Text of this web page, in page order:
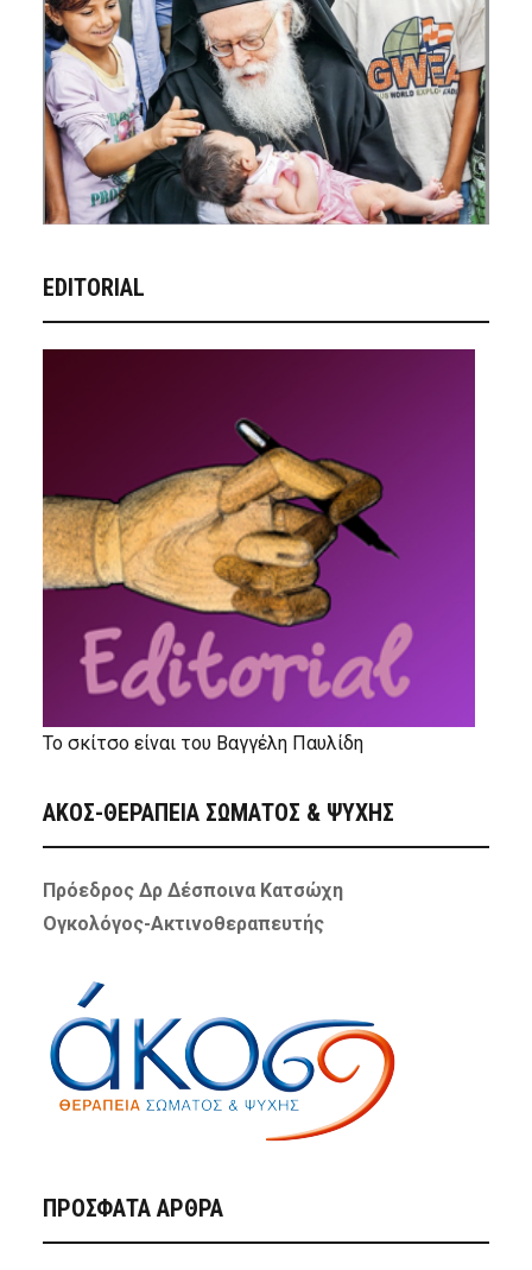
EDITORIAL
Το σκίτσο είναι του Βαγγέλη Παυλίδη
ΑΚΟΣ-ΘΕΡΑΠΕΙΑ ΣΩΜΑΤΟΣ & ΨΥΧΗΣ
Πρόεδρος Δρ Δέσποινα Κατσώχη
Ογκολόγος-Ακτινοθεραπευτής
ΠΡΌΣΦΑΤΑ ΆΡΘΡΑ